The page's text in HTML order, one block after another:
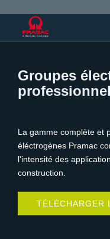
Groupes
La gamme complète et
éléctrogènes Pramac
l'intensité des
construction.
TÉLÉCHARGER